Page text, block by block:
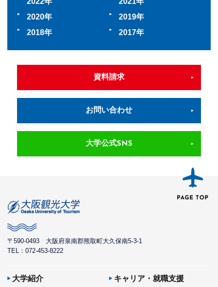
2020
2019
2018
2017
資料請求
お問い合わせ
大学公式SNS
〒590-0493 大阪府泉南郡熊取町大久保南5-3-1
TEL：072-453-8222
大学紹介
キャリア・就職支援